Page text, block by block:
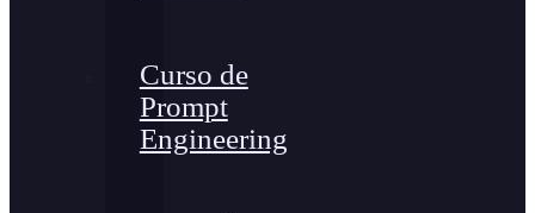
Curso de
Prompt
Engineering